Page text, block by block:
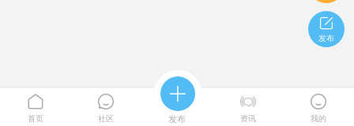

发布

首页

社区

发布

资讯

我的